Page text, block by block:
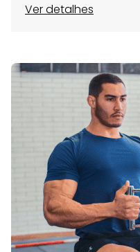
Ver detalhes